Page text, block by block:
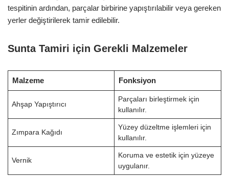
tespitinin ardından, parçalar birbirine yapıştırılabilir veya gereken
yerler değiştirilerek tamir edilebilir.
Sunta Tamiri için Gerekli Malzemeler
Malzeme Fonksiyon
Ahşap Yapıştırıcı
Parçaları birleştirmek için
kullanılır.
Zımpara Kağıdı
Yüzey düzeltme işlemleri için
kullanılır.
Vernik
Koruma ve estetik için yüzeye
uygulanır.